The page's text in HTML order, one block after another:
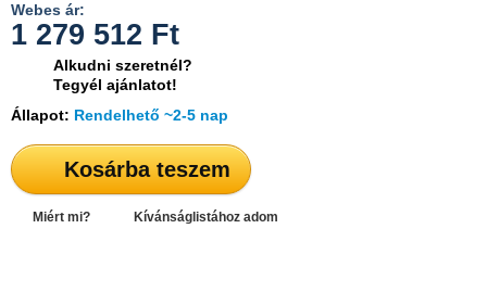
Webes ár:
1 279 512 Ft
Alkudni szeretnél?
Tegyél ajánlatot!
Állapot: Rendelhető ~2-5 nap
Kosárba teszem
Miért mi? Kívánságlistához adom